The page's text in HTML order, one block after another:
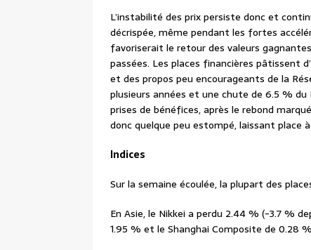
L’instabilité des prix persiste donc et
décrispée, même pendant les fortes
favoriserait le retour des valeurs
passées. Les places financières pâtissent
et des propos peu encourageants de la
plusieurs années et une chute de 6.5 %
prises de bénéfices, après le rebond
donc quelque peu estompé, laissant place
Indices
Sur la semaine écoulée, la plupart des
En Asie, le Nikkei a perdu 2.44 % (-3.7 %
1.95 % et le Shanghai Composite de 0.28